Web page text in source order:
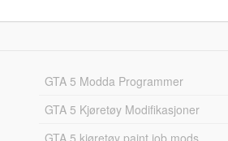
GTA 5 Modda Programmer
GTA 5 Kjøretøy Modifikasjoner
GTA 5 kjøretøy paint job mods